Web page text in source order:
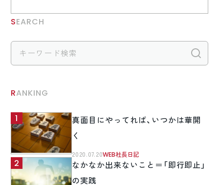
SEARCH
RANKING
真面目にやってれば、いつかは華開
く
2020.07.20WEB社長日記
なかなか出来ないこと＝「即行即止」
の実践